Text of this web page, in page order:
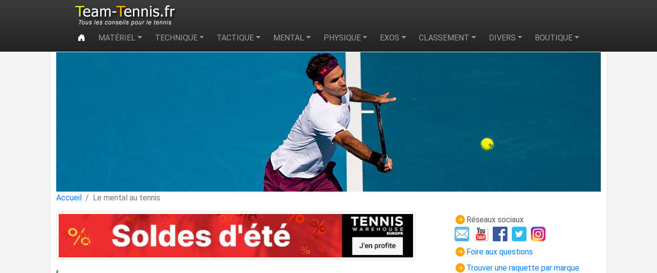
MATÉRIEL TECHNIQUE TACTIQUE MENTAL PHYSIQUE EXOS CLASSEMENT DIVERS BOUTIQUE
Accueil Le mental au tennis
Réseaux sociaux
Foire aux questions
Trouver une raquette par marque